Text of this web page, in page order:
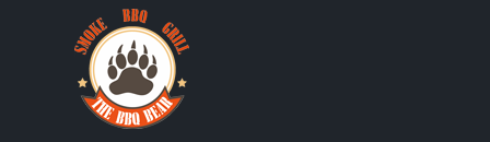
Hauptinhalt springen
Zur Suche springen
Zur Hauptnavigation springen